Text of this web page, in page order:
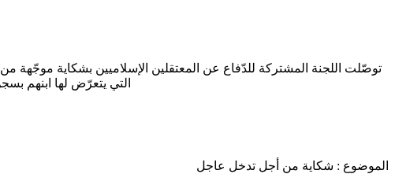
توصّلت اللجنة المشتركة للدّفاع عن المعتقلين الإسلاميين بشكاية
التي يتعرّض لها ابنهم
الموضوع : شكاية من أجل تدخل عاجل